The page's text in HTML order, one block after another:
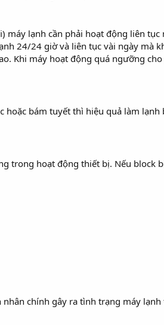
lạnh cần phải hoạt động liên
24/24 giờ và liên tục vài ngày mà
Khi máy hoạt động quá ngưỡng
bám tuyết thì hiệu quả làm
trong hoạt động thiết bị. Nếu block
chính gây ra tình trạng máy